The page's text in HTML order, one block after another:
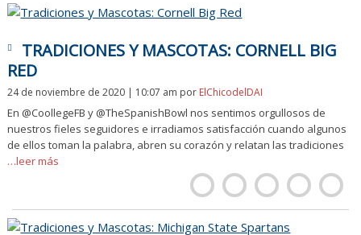
TRADICIONES Y MASCOTAS: CORNELL BIG
RED
24 de noviembre de 2020 | 10:07 am por ElChicodelDAI
En @CoollegeFB y @TheSpanishBowl nos sentimos orgullosos de
nuestros fieles seguidores e irradiamos satisfacción cuando algunos
de ellos toman la palabra, abren su corazón y relatan las tradiciones
…leer más